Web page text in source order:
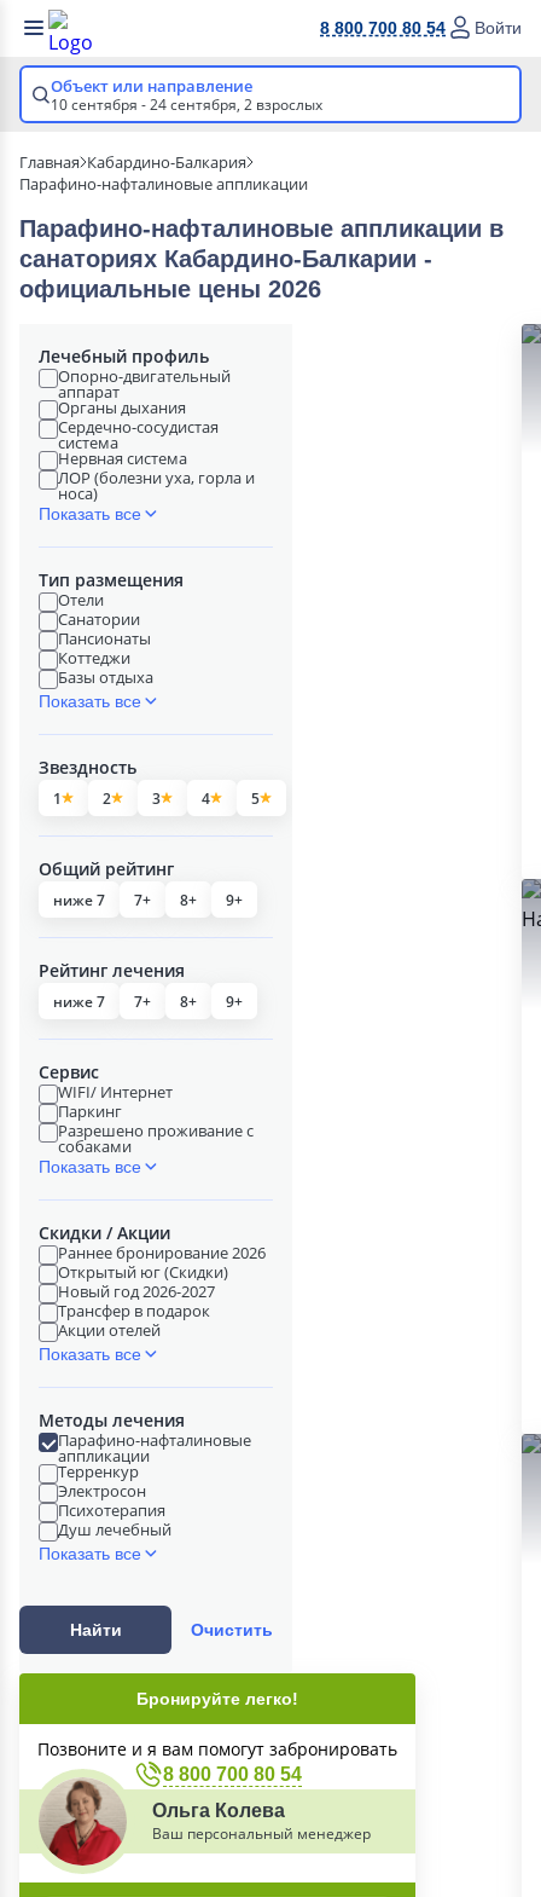
8 800 700 80 54 Войти
Объект или направление
10 сентября - 24 сентября, 2 взрослых
Главная Кабардино-Балкария
Парафино-нафталиновые аппликации
Парафино-нафталиновые аппликации в
cанаториях Кабардино-Балкарии -
официальные цены 2026
Лечебный профиль
Опорно-двигательный
аппарат
Органы дыхания
Сердечно-сосудистая
система
Нервная система
ЛОР (болезни уха, горла и
носа)
Показать все
Тип размещения
Отели
Санатории
Пансионаты
Коттеджи
Базы отдыха
Показать все
Звездность
1 2 3 4 5
Общий рейтинг
ниже 7 7+ 8+ 9+
Рейтинг лечения
ниже 7 7+ 8+ 9+
Сервис
WIFI/ Интернет
Паркинг
Разрешено проживание с
собаками
Показать все
Скидки / Акции
Раннее бронирование 2026
Открытый юг (Скидки)
Новый год 2026-2027
Трансфер в подарок
Акции отелей
Показать все
Методы лечения
Парафино-нафталиновые
аппликации
Терренкур
Электросон
Психотерапия
Душ лечебный
Показать все
Найти Очистить
Бронируйте легко!
Позвоните и я вам помогут забронировать
8 800 700 80 54
Ольга Колева
Ваш персональный менеджер